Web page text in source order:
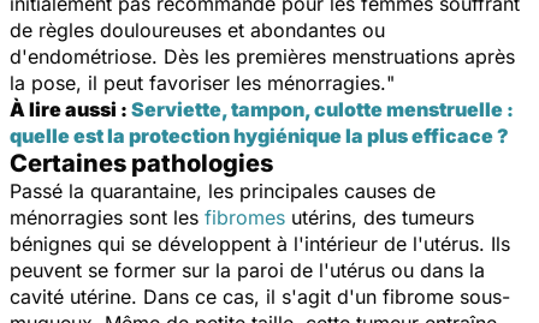
de règles douloureuses et abondantes ou
d'endométriose. Dès les premières menstruations après
la pose, il peut favoriser les ménorragies."
À lire aussi : Serviette, tampon, culotte menstruelle :
quelle est la protection hygiénique la plus efficace ?
Certaines pathologies
Passé la quarantaine, les principales causes de
ménorragies sont les fibromes utérins, des tumeurs
bénignes qui se développent à l'intérieur de l'utérus. Ils
peuvent se former sur la paroi de l'utérus ou dans la
cavité utérine. Dans ce cas, il s'agit d'un fibrome sous-